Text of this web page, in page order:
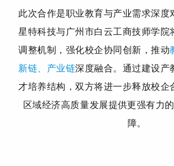
此次合作是职业教育与产业需求深度
星特科技与广州市白云工商技师学院
调整机制，强化校企协同 创新 ，推动
新链、产业链深度融合。通过建设产
才培养结构，双方将进一步释放校企
区域经济高质量发展提供更强有力
障。